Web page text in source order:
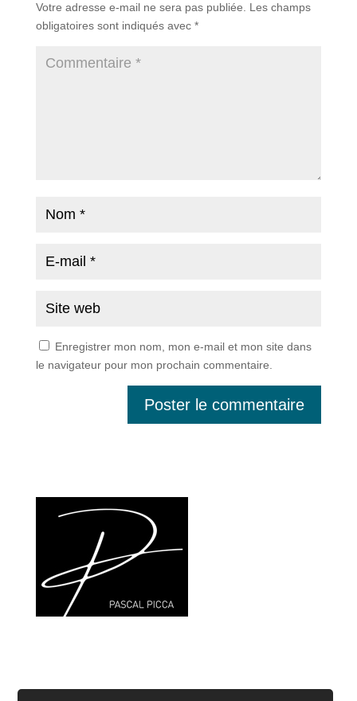
Votre adresse e-mail ne sera pas publiée. Les champs
obligatoires sont indiqués avec *
Enregistrer mon nom, mon e-mail et mon site dans
le navigateur pour mon prochain commentaire.